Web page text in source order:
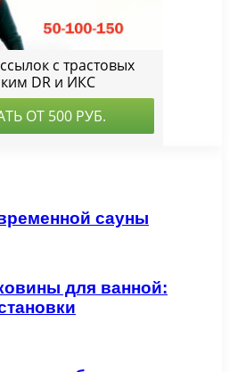
сауны
для ванной: